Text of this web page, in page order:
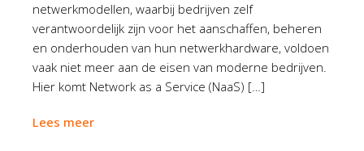
netwerkmodellen, waarbij bedrijven zelf
verantwoordelijk zijn voor het aanschaffen, beheren
en onderhouden van hun netwerkhardware, voldoen
vaak niet meer aan de eisen van moderne bedrijven.
Hier komt Network as a Service (NaaS) […]
Lees meer